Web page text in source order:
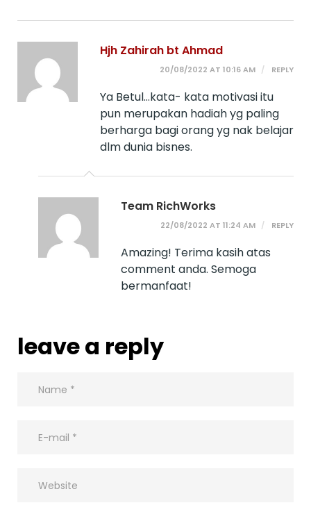
Hjh Zahirah bt Ahmad
20/08/2022 AT 10:16 AM REPLY
Ya Betul…kata- kata motivasi itu
pun merupakan hadiah yg paling
berharga bagi orang yg nak belajar
dlm dunia bisnes.
Team RichWorks
22/08/2022 AT 11:24 AM REPLY
Amazing! Terima kasih atas
comment anda. Semoga
bermanfaat!
leave a reply